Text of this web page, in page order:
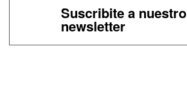
Suscribite a nuestro
newsletter